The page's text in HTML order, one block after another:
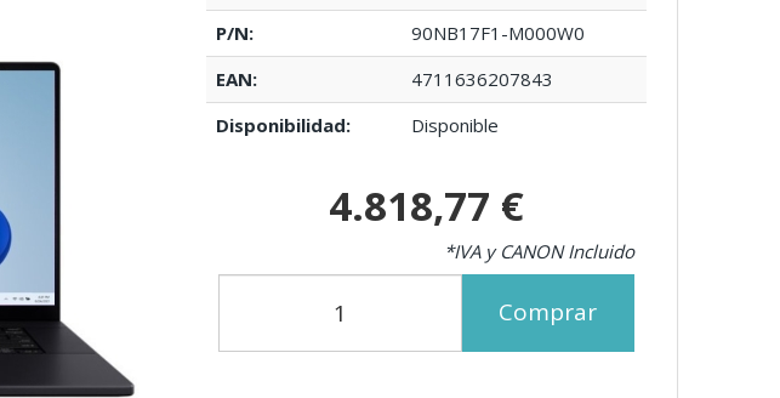
P/N:
90NB17F1-M000W0
EAN:
4711636207843
Disponibilidad:
Disponible
4.818,77 €
*IVA y CANON Incluido
Comprar